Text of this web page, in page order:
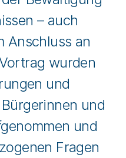
– auch
Anschluss an
wurden
und
und
und
Fragen